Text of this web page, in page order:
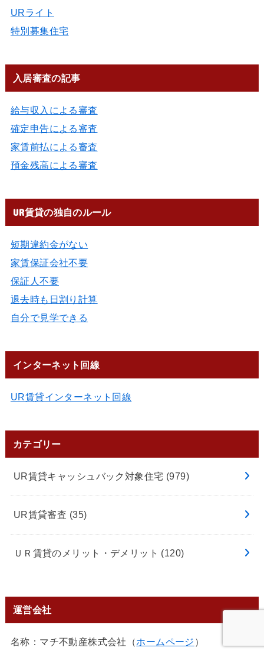
URライト
特別募集住宅
入居審査の記事
給与収入による審査
確定申告による審査
家賃前払による審査
預金残高による審査
UR賃貸の独自のルール
短期違約金がない
家賃保証会社不要
保証人不要
退去時も日割り計算
自分で見学できる
インターネット回線
UR賃貸インターネット回線
カテゴリー
UR賃貸キャッシュバック対象住宅 (979)
UR賃貸審査 (35)
ＵＲ賃貸のメリット・デメリット (120)
運営会社
名称：マチ不動産株式会社（ホームページ ）